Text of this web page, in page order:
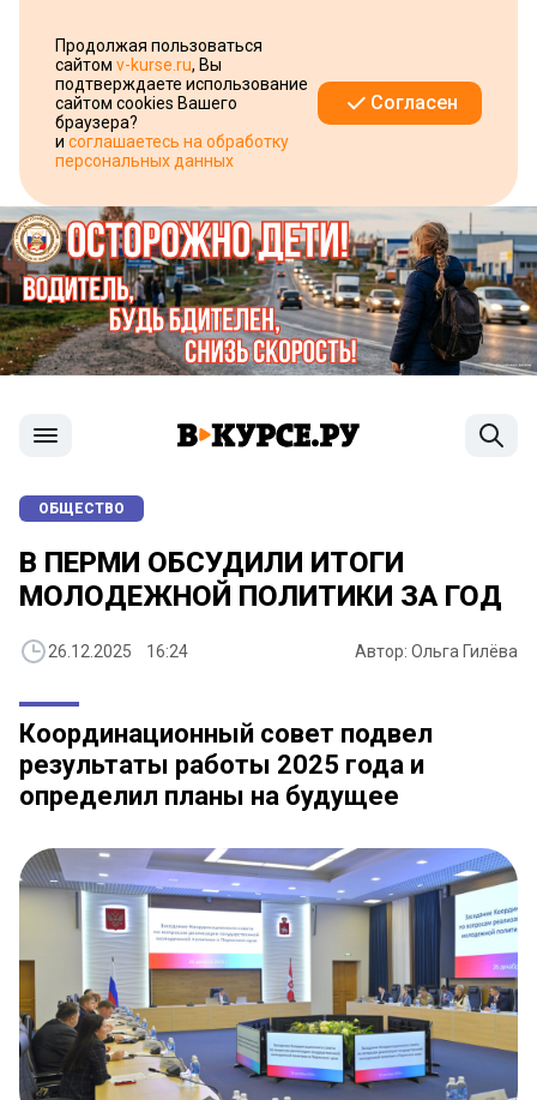
Продолжая пользоваться
сайтом v-kurse.ru, Вы
подтверждаете использование
сайтом cookies Вашего
браузера?
и соглашаетесь на обработку
персональных данных
Согласен
ОБЩЕСТВО
В ПЕРМИ ОБСУДИЛИ ИТОГИ
МОЛОДЕЖНОЙ ПОЛИТИКИ ЗА ГОД
26.12.2025 16:24 Автор: Ольга Гилёва
Координационный совет подвел
результаты работы 2025 года и
определил планы на будущее